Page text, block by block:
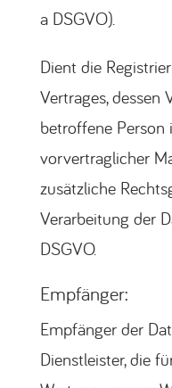
a DSGVO).
Dient die
Vertrages, dessen
betroffene
vorvertraglicher
zusätzliche
Verarbeitung der
DSGVO.
Empfänger:
Empfänger der
Dienstleister, die